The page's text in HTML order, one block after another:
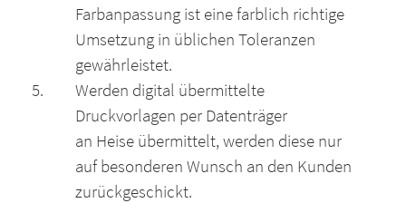
Farbanpassung ist eine farblich richtige
Umsetzung in üblichen Toleranzen
gewährleistet.
Werden digital übermittelte
Druckvorlagen per Datenträger
an Heise übermittelt, werden diese nur
auf besonderen Wunsch an den Kunden
zurückgeschickt.